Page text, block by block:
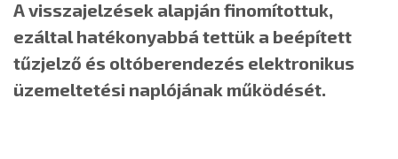
A visszajelzések alapján finomítottuk,
ezáltal hatékonyabbá tettük a beépített
tűzjelző és oltóberendezés elektronikus
üzemeltetési naplójának működését.